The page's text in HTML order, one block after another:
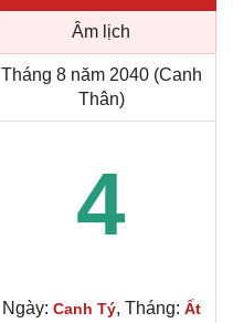
Âm lịch
Tháng 8 năm 2040 (Canh
Thân)
4
Ngày: Canh Tý, Tháng: Ất